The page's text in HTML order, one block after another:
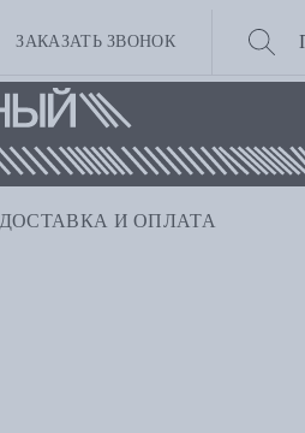
ЗАКАЗАТЬ ЗВОНОК
ДОСТАВКА И ОПЛАТА